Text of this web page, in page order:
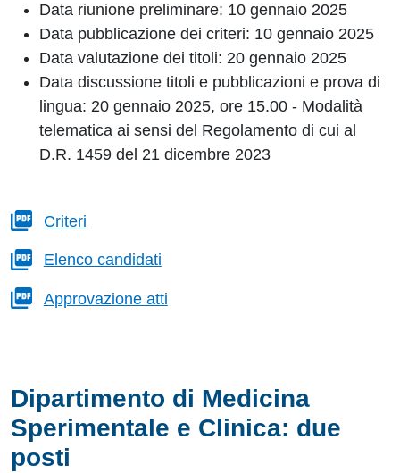
Data riunione preliminare: 10 gennaio 2025
Data pubblicazione dei criteri: 10 gennaio 2025
Data valutazione dei titoli: 20 gennaio 2025
Data discussione titoli e pubblicazioni e prova di
lingua: 20 gennaio 2025, ore 15.00 - Modalità
telematica ai sensi del Regolamento di cui al
D.R. 1459 del 21 dicembre 2023
Criteri
Elenco candidati
Approvazione atti
Dipartimento di Medicina
Sperimentale e Clinica: due
posti